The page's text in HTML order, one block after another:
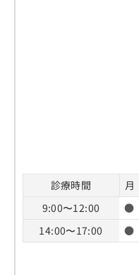
診療時間 月
9:00〜12:00
●
14:00〜17:00
●